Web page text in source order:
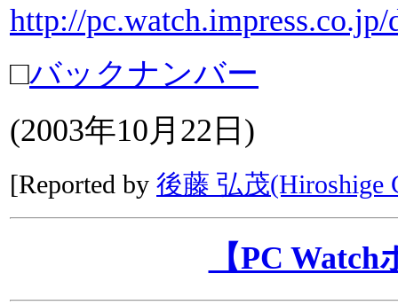
http://
□バックナンバー
(2003年10月22日)
[Reported by 後藤 弘茂(Hiroshige
【PC